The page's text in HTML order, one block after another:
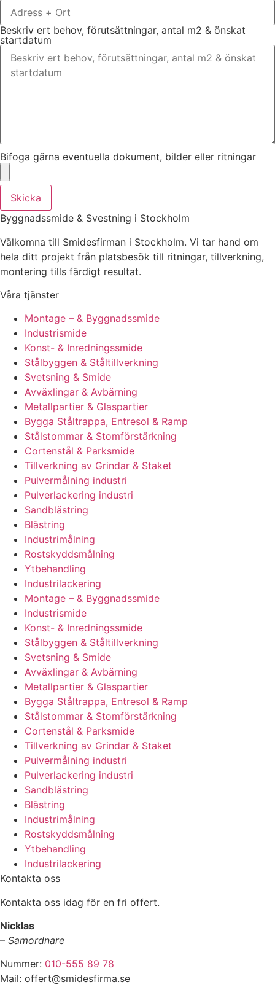
Beskriv ert behov, förutsättningar, antal m2 & önskat
startdatum
Bifoga gärna eventuella dokument, bilder eller ritningar
Skicka
Byggnadssmide & Svestning i Stockholm
Välkomna till Smidesfirman i Stockholm. Vi tar hand om
hela ditt projekt från platsbesök till ritningar, tillverkning,
montering tills färdigt resultat.
Våra tjänster
Montage – & Byggnadssmide
Industrismide
Konst- & Inredningssmide
Stålbyggen & Ståltillverkning
Svetsning & Smide
Avväxlingar & Avbärning
Metallpartier & Glaspartier
Bygga Ståltrappa, Entresol & Ramp
Stålstommar & Stomförstärkning
Cortenstål & Parksmide
Tillverkning av Grindar & Staket
Pulvermålning industri
Pulverlackering industri
Sandblästring
Blästring
Industrimålning
Rostskyddsmålning
Ytbehandling
Industrilackering
Montage – & Byggnadssmide
Industrismide
Konst- & Inredningssmide
Stålbyggen & Ståltillverkning
Svetsning & Smide
Avväxlingar & Avbärning
Metallpartier & Glaspartier
Bygga Ståltrappa, Entresol & Ramp
Stålstommar & Stomförstärkning
Cortenstål & Parksmide
Tillverkning av Grindar & Staket
Pulvermålning industri
Pulverlackering industri
Sandblästring
Blästring
Industrimålning
Rostskyddsmålning
Ytbehandling
Industrilackering
Kontakta oss
Kontakta oss idag för en fri offert.
Nicklas
– Samordnare
Nummer: 010-555 89 78
Mail: offert@smidesfirma.se